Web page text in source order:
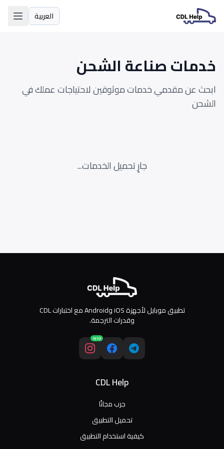
العربية
اللغة
خدمات صناعة الشحن
ابحث عن مقدمي خدمات موثوقين لاحتياجات عملك في
الشحن
جارٍ تحميل الخدمات...
تطبيق موبايل لأجهزة iOS وAndroid مع اختبارات CDL
وقدرات الترجمة.
جديد
CDL Help
جرب مجانًا
تحميل التطبيق
كيفية استخدام التطبيق